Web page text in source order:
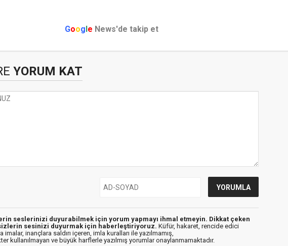
Google News'de takip et
YORUM KAT
seslerinizi duyurabilmek için yorum yapmayı ihmal etmeyin. Dikkat çeken
sesinizi duyurmak için haberleştiriyoruz. Küfür, hakaret, rencide edici
imalar, inançlara saldırı içeren, imla kuralları ile yazılmamış,
kullanılmayan ve büyük harflerle yazılmış yorumlar onaylanmamaktadır.